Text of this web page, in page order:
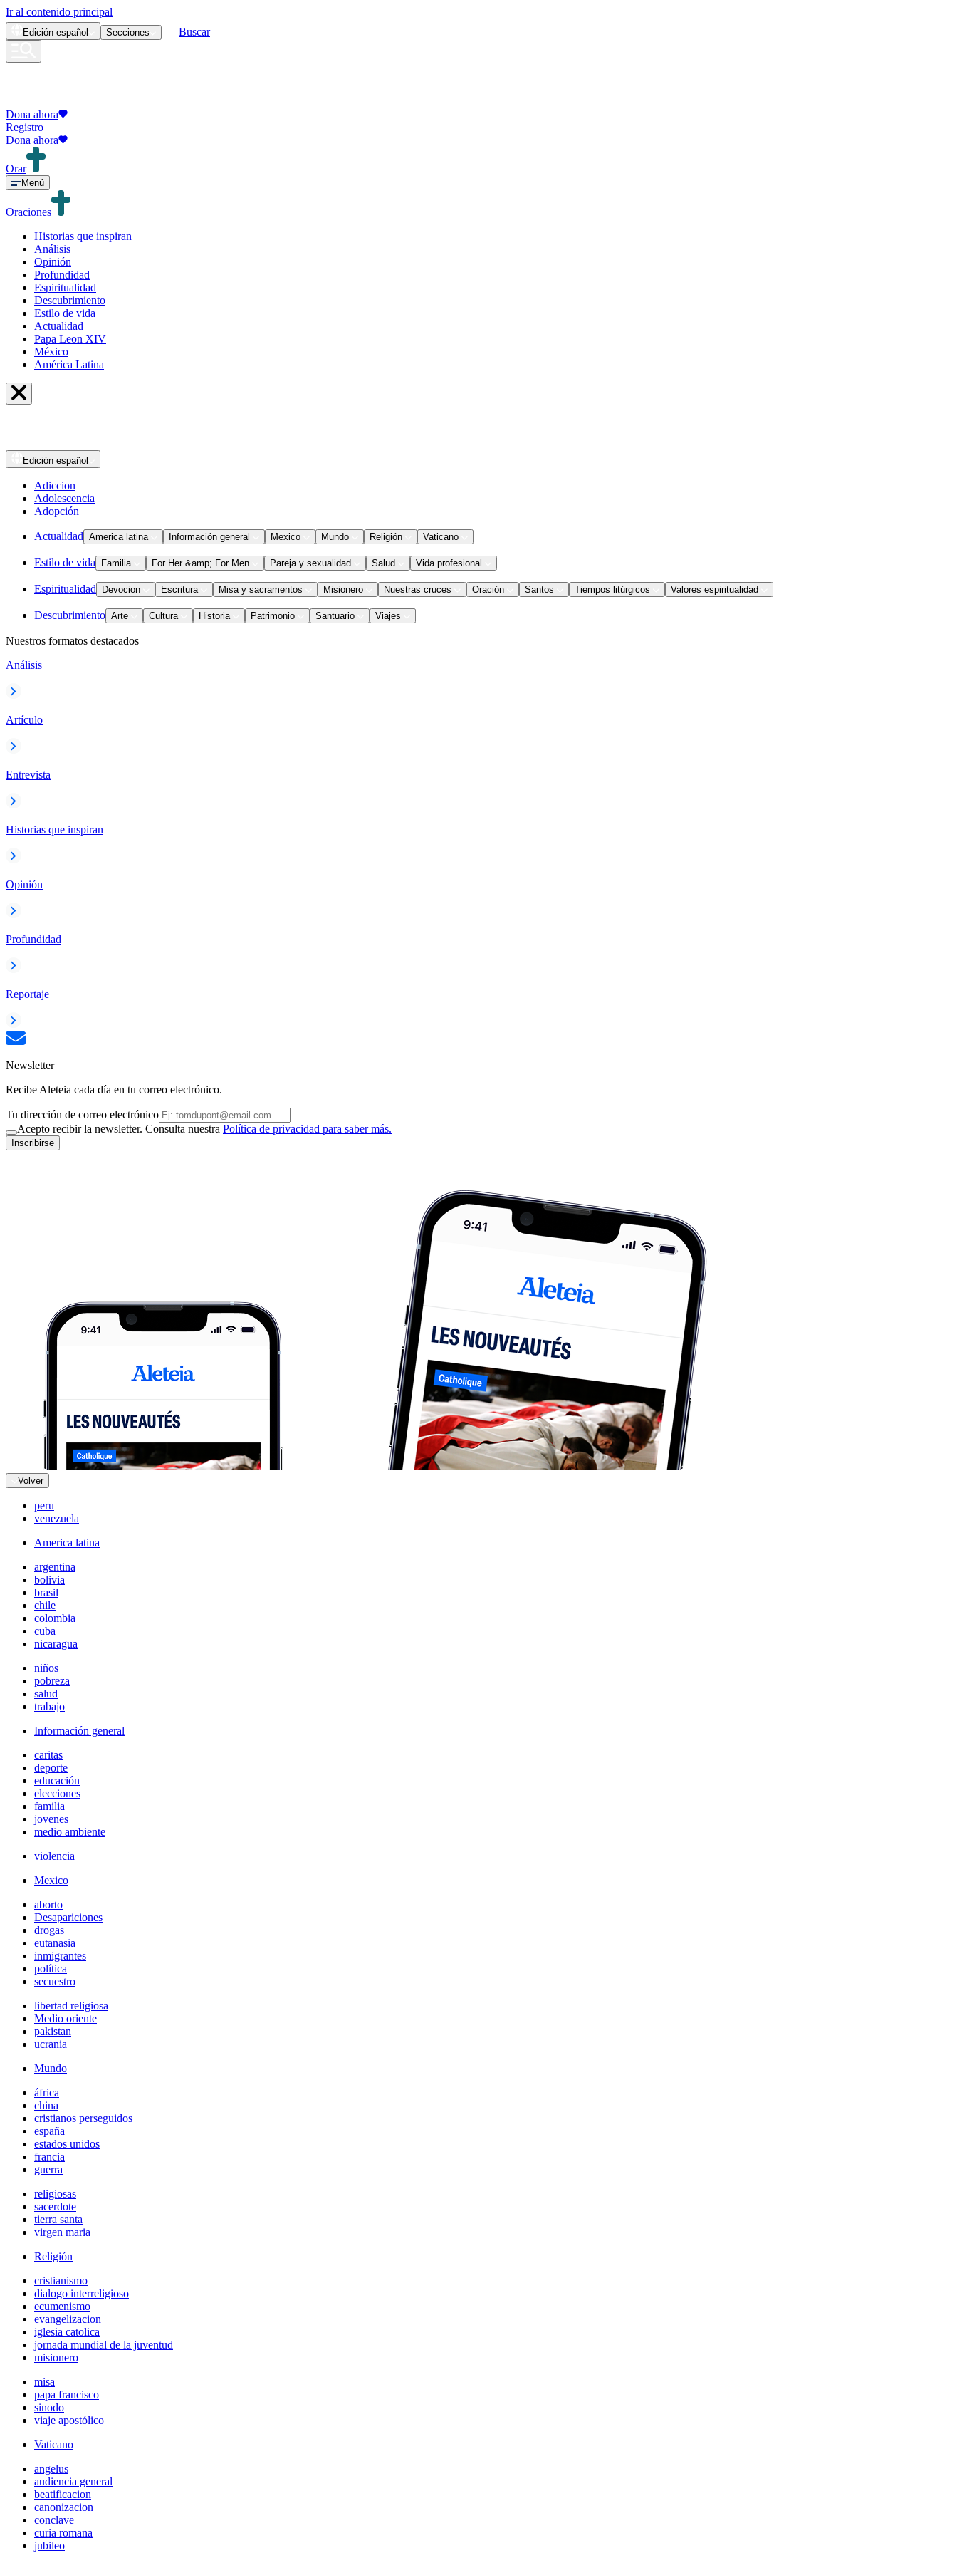
Ir al contenido principal
Edición español Secciones Buscar
Dona ahora
Registro
Dona ahora
Orar
Menú
Oraciones
Historias que inspiran
Análisis
Opinión
Profundidad
Espiritualidad
Descubrimiento
Estilo de vida
Actualidad
Papa Leon XIV
México
América Latina
Edición español
Adiccion
Adolescencia
Adopción
Actualidad America latina Información general Mexico Mundo Religión Vaticano
Estilo de vida Familia For Her &amp; For Men Pareja y sexualidad Salud Vida profesional
Espiritualidad Devocion Escritura Misa y sacramentos Misionero Nuestras cruces Oración Santos Tiempos litúrgicos Valores espiritualidad
Descubrimiento Arte Cultura Historia Patrimonio Santuario Viajes
Nuestros formatos destacados
Análisis
Artículo
Entrevista
Historias que inspiran
Opinión
Profundidad
Reportaje
Newsletter
Recibe Aleteia cada día en tu correo electrónico.
Tu dirección de correo electrónico
Acepto recibir la newsletter. Consulta nuestra Política de privacidad para saber más.
Inscribirse
Volver
peru
venezuela
America latina
argentina
bolivia
brasil
chile
colombia
cuba
nicaragua
niños
pobreza
salud
trabajo
Información general
caritas
deporte
educación
elecciones
familia
jovenes
medio ambiente
violencia
Mexico
aborto
Desapariciones
drogas
eutanasia
inmigrantes
política
secuestro
libertad religiosa
Medio oriente
pakistan
ucrania
Mundo
áfrica
china
cristianos perseguidos
españa
estados unidos
francia
guerra
religiosas
sacerdote
tierra santa
virgen maria
Religión
cristianismo
dialogo interreligioso
ecumenismo
evangelizacion
iglesia catolica
jornada mundial de la juventud
misionero
misa
papa francisco
sinodo
viaje apostólico
Vaticano
angelus
audiencia general
beatificacion
canonizacion
conclave
curia romana
jubileo